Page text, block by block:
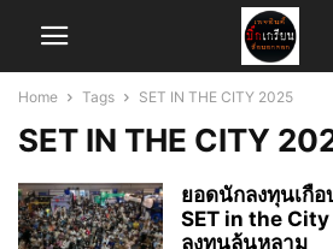
Home Tags SET IN THE CITY 2025
SET IN THE CITY
ยอดนักลงทุนเกื
SET in the
ลงทุนล้นหลาม